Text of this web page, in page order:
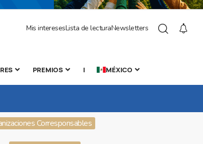
Mis interesesLista de lecturaNewsletters
PREMIOS | MÉXICO
Corresponsables